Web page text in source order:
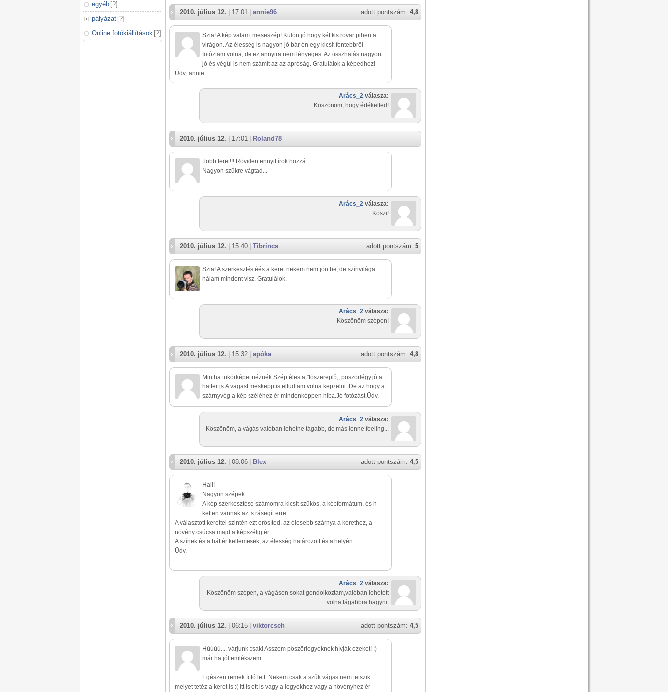
egyéb [?]
pályázat [?]
Online fotókiállítások [?]
adott pontszám: 4,8
2010. július 12. | 17:01 | annie96
Szia! A kép valami meseszép! Külön jó hogy két kis rovar pihen a
virágon. Az élesség is nagyon jó bár én egy kicsit fentebbről
fotóztam volna, de ez annyira nem lényeges. Az összhatás nagyon
jó és végül is nem számít az az apróság. Gratulálok a képedhez!
Üdv: annie
Arács_2 válasza:
Köszönöm, hogy értékelted!
2010. július 12. | 17:01 | Roland78
Több teret!!! Röviden ennyit írok hozzá.
Nagyon szűkre vágtad...
Arács_2 válasza:
Köszi!
adott pontszám: 5
2010. július 12. | 15:40 | Tibrincs
Szia! A szerkesztés éés a keret nekem nem jön be, de színvilága
nálam mindent visz. Gratulálok.
Arács_2 válasza:
Köszönöm szépen!
adott pontszám: 4,8
2010. július 12. | 15:32 | apóka
Mintha tükörképet néznék.Szép éles a "föszereplő,, pöszörlégy.jó a
háttér is.A vágást mésképp is eltudtam volna képzelni .De az hogy a
szárnyvég a kép széléhez ér mindenképpen hiba.Jó fotózást.Üdv.
Arács_2 válasza:
Köszönöm, a vágás valóban lehetne tágabb, de más lenne feeling...
adott pontszám: 4,5
2010. július 12. | 08:06 | Blex
Hali!
Nagyon szépek.
A kép szerkesztése számomra kicsit szűkös, a képformátum, és h
ketten vannak az is rásegít erre.
A választott kerettel szintén ezt erősíted, az élesebb szárnya a kerethez, a
növény csúcsa majd a képszélig ér.
A színek és a háttér kellemesek, az élesség határozott és a helyén.
Üdv.
Arács_2 válasza:
Köszönöm szépen, a vágáson sokat gondolkoztam,valóban lehetett
volna tágabbra hagyni.
adott pontszám: 4,5
2010. július 12. | 06:15 | viktorcseh
Húúúú.... várjunk csak! Asszem pöszörlegyeknek hívják ezeket! :)
már ha jól emlékszem.
Egészen remek fotó lett. Nekem csak a szűk vágás nem tetszik
melyet tetéz a keret is :( itt is ott is vagy a legyekhez vagy a növényhez ér